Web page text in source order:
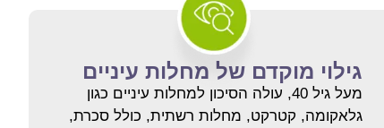
גילוי מוקדם של מחלות עיניים
מעל גיל 40, עולה הסיכון למחלות עיניים כגון
גלאקומה, קטרקט, מחלות רשתית, כולל סכרת,